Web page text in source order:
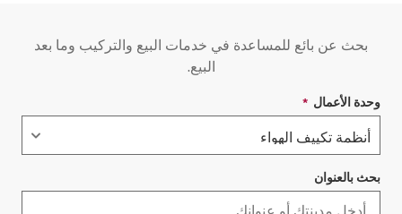
بحث عن بائع للمساعدة في خدمات البيع والتركيب وما بعد
البيع.
وحدة الأعمال *
بحث بالعنوان